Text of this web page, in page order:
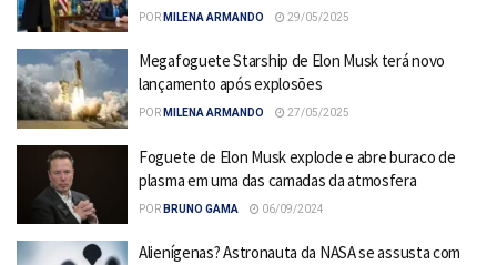
POR MILENA ARMANDO 29/05/2025
Megafoguete Starship de Elon Musk terá novo
lançamento após explosões
POR MILENA ARMANDO 27/05/2025
Foguete de Elon Musk explode e abre buraco de
plasma em uma das camadas da atmosfera
POR BRUNO GAMA 06/09/2024
Alienígenas? Astronauta da NASA se assusta com